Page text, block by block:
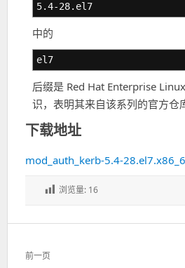
5.4-28.el7
中的
el7
后缀是 Red Hat Enterprise
识，表明其来自该系列的官方仓
下载地址
mod_auth_kerb-5.4-
浏览量: 16
文
前一页